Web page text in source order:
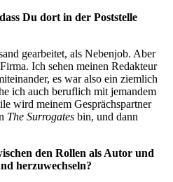
Du dort in der Poststelle
gearbeitet, als Nebenjob. Aber
Ich sehen meinen Redakteur
es war also ein ziemlich
ich auch beruflich mit jemandem
wird meinem Gesprächspartner
The Surrogates bin, und dann
den Rollen als Autor und
herzuwechseln?